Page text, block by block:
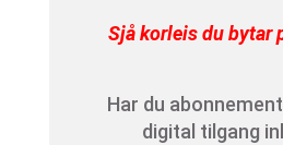
Sjå korleis du bytar
Har du
digital tilgang